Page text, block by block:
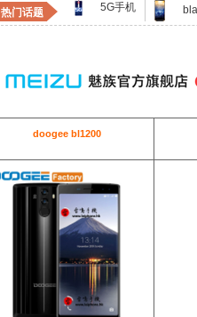
热门话题 5G手机
doogee bl1200